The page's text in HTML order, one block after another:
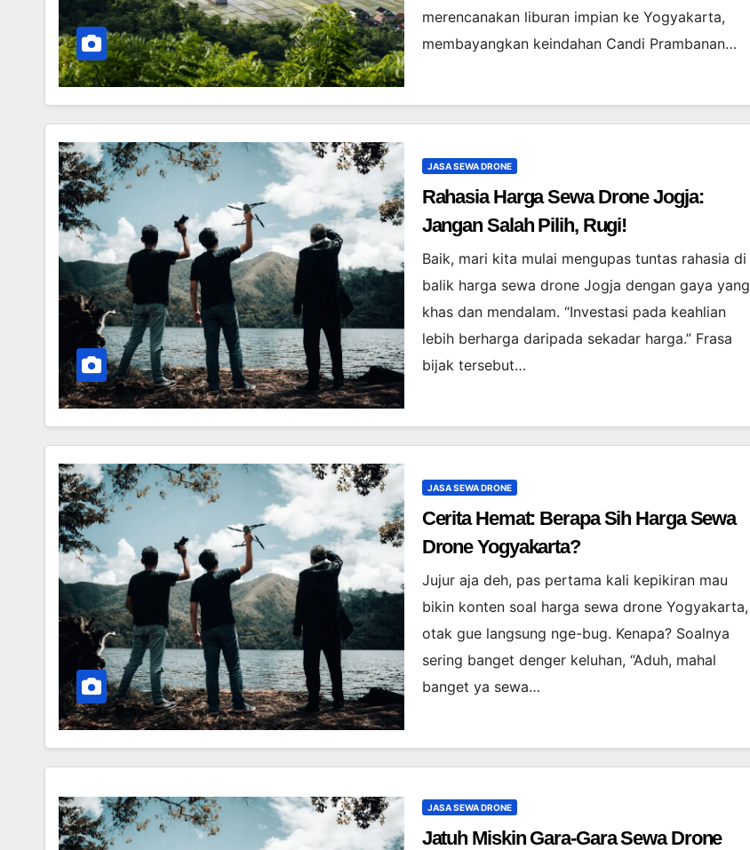
merencanakan liburan impian ke Yogyakarta,
membayangkan keindahan Candi Prambanan…
JASA SEWA DRONE
Rahasia Harga Sewa Drone Jogja:
Jangan Salah Pilih, Rugi!
Baik, mari kita mulai mengupas tuntas rahasia di
balik harga sewa drone Jogja dengan gaya yang
khas dan mendalam. “Investasi pada keahlian
lebih berharga daripada sekadar harga.” Frasa
bijak tersebut…
JASA SEWA DRONE
Cerita Hemat: Berapa Sih Harga Sewa
Drone Yogyakarta?
Jujur aja deh, pas pertama kali kepikiran mau
bikin konten soal harga sewa drone Yogyakarta,
otak gue langsung nge-bug. Kenapa? Soalnya
sering banget denger keluhan, “Aduh, mahal
banget ya sewa…
JASA SEWA DRONE
Jatuh Miskin Gara-Gara Sewa Drone